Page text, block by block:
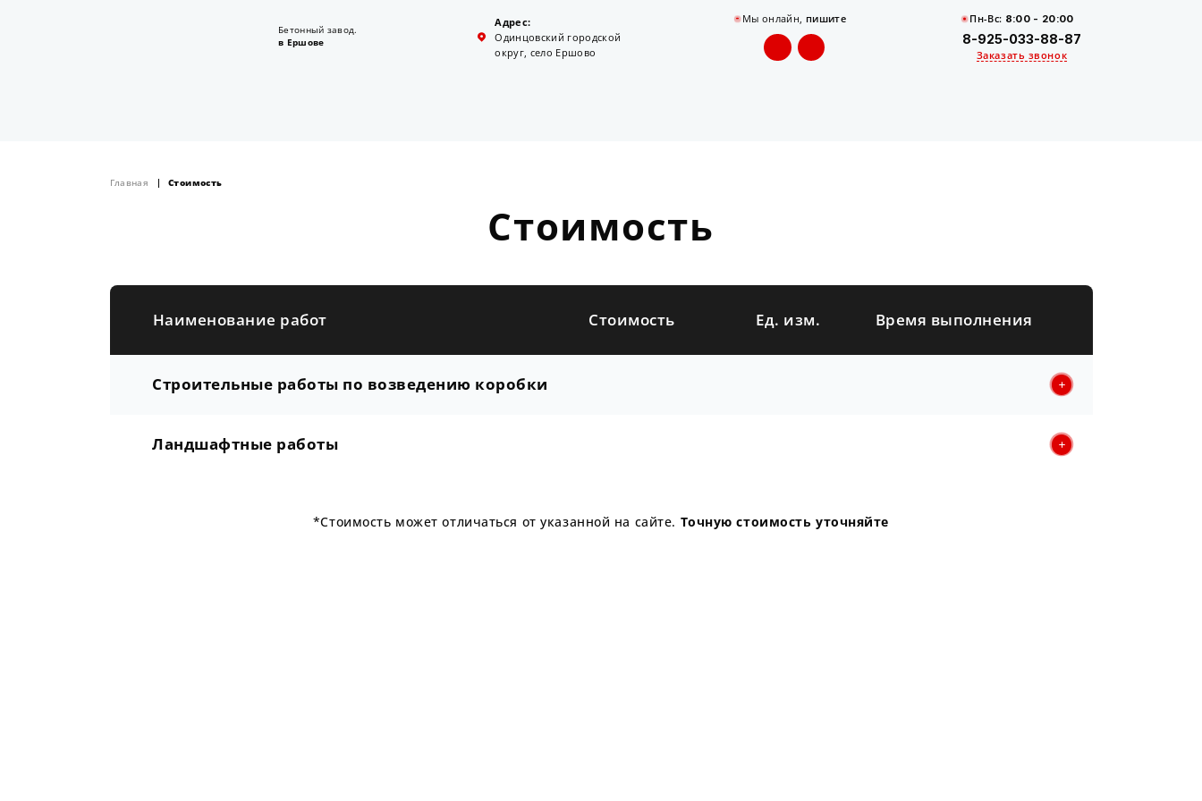
Бетонный завод.
в Ершове
Адрес:
Одинцовский городской
округ, село Ершово
Мы онлайн, пишите Пн-Вс: 8:00 - 20:00
8-925-033-88-87
Заказать звонок
Главная Стоимость
Стоимость
Наименование работ Стоимость Ед. изм. Время выполнения
Строительные работы по возведению коробки
Ландшафтные работы
*Стоимость может отличаться от указанной на сайте. Точную стоимость уточняйте